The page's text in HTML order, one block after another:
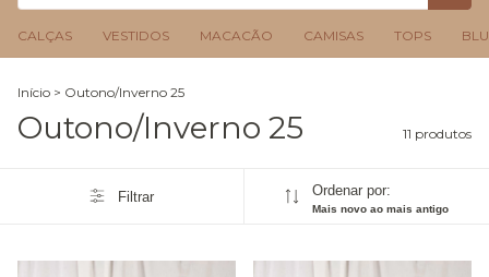
CALÇAS VESTIDOS MACACÃO CAMISAS TOPS
Início > Outono/Inverno 25
Outono/Inverno 25 11 produtos
Filtrar Ordenar por:
Mais novo ao mais antigo